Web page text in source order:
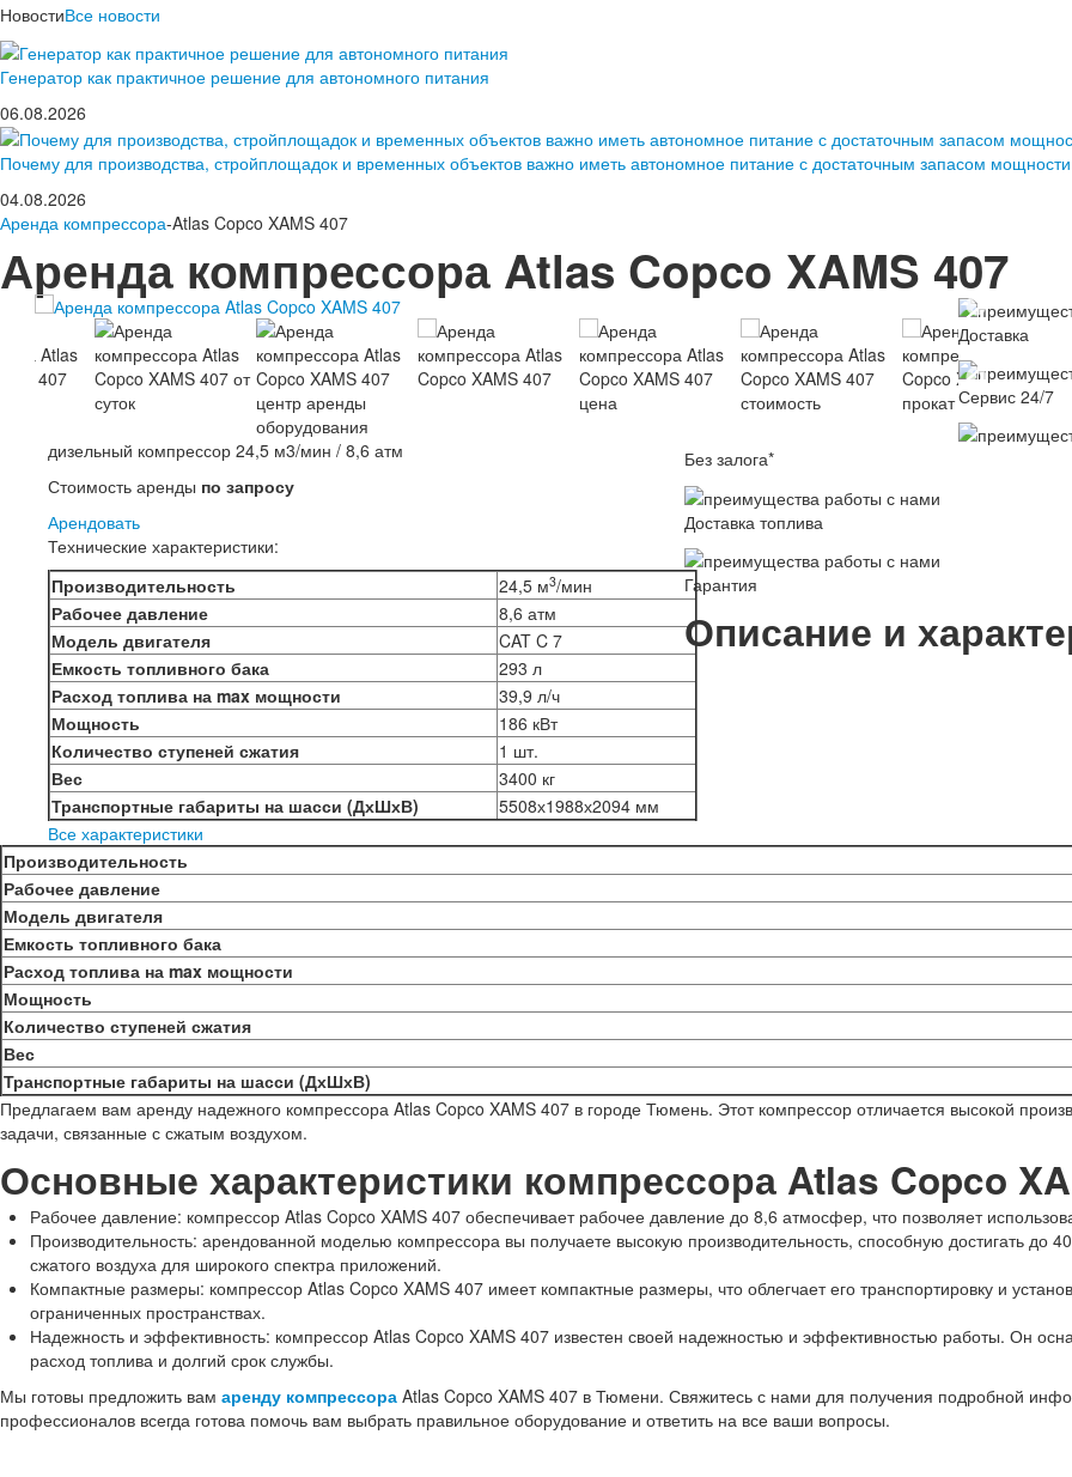
НовостиВсе новости
Генератор как практичное решение для автономного питания
06.08.2026
Почему для производства, стройплощадок и временных объектов важно иметь автономное питание с достаточным запасом
04.08.2026
Аренда компрессора-Atlas Copco XAMS 407
Аренда компрессора Atlas Copco XAMS 407
дизельный компрессор 24,5 м3/мин / 8,6 атм
Стоимость аренды по запросу
Арендовать
Технические характеристики:
Производительность
24,5 м3/мин
Рабочее давление
8,6 атм
Модель двигателя
CAT C 7
Емкость топливного бака
293 л
Расход топлива на max мощности
39,9 л/ч
Мощность
186 кВт
Количество ступеней сжатия
1 шт.
Вес
3400 кг
Транспортные габариты на шасси (ДхШхВ)
5508х1988х2094 мм
Все характеристики
Доставка
Сервис 24/7
Без залога*
Доставка топлива
Гарантия
Описание и
Производительность
Рабочее давление
Модель двигателя
Емкость топливного бака
Расход топлива на max мощности
Мощность
Количество ступеней сжатия
Вес
Транспортные габариты на шасси (ДхШхВ)
Предлагаем вам аренду надежного компрессора Atlas Copco XAMS 407 в городе Тюмень. Этот компрессор отличается высокой
задачи, связанные с сжатым воздухом.
Основные характеристики компрессора Atlas Copco
Рабочее давление: компрессор Atlas Copco XAMS 407 обеспечивает рабочее давление до 8,6 атмосфер, что позволяет
Производительность: арендованной моделью компрессора вы получаете высокую производительность, способную достигать до
сжатого воздуха для широкого спектра приложений.
Компактные размеры: компрессор Atlas Copco XAMS 407 имеет компактные размеры, что облегчает его транспортировку и
ограниченных пространствах.
Надежность и эффективность: компрессор Atlas Copco XAMS 407 известен своей надежностью и эффективностью работы. Он
расход топлива и долгий срок службы.
Мы готовы предложить вам аренду компрессора Atlas Copco XAMS 407 в Тюмени. Свяжитесь с нами для получения подробной
профессионалов всегда готова помочь вам выбрать правильное оборудование и ответить на все ваши вопросы.